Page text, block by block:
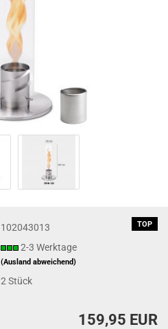
TOP
102043013
2-3 Werktage
(Ausland abweichend)
2Stück
159,95 EUR